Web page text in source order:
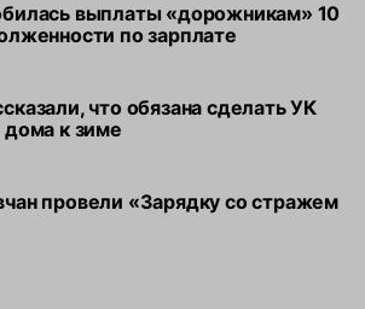
выплаты «дорожникам» 10
по зарплате
что обязана сделать УК
дома к зиме
провели «Зарядку со стражем